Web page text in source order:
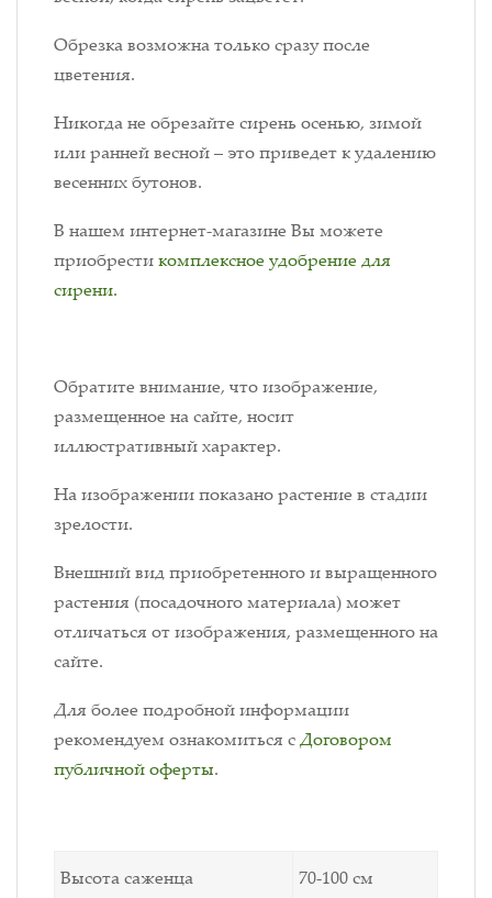
Обрезка возможна только сразу после
цветения.
Никогда не обрезайте сирень осенью, зимой
или ранней весной – это приведет к удалению
весенних бутонов.
В нашем интернет-магазине Вы можете
приобрестикомплексное удобрение для
сирени.
Обратите внимание, что изображение,
размещенное на сайте, носит
иллюстративный характер.
На изображении показано растение в стадии
зрелости.
Внешний вид приобретенного и выращенного
растения (посадочного материала) может
отличаться от изображения, размещенного на
сайте.
Для более подробной информации
рекомендуем ознакомиться сДоговором
публичной оферты.
Высота саженца 70-100 см